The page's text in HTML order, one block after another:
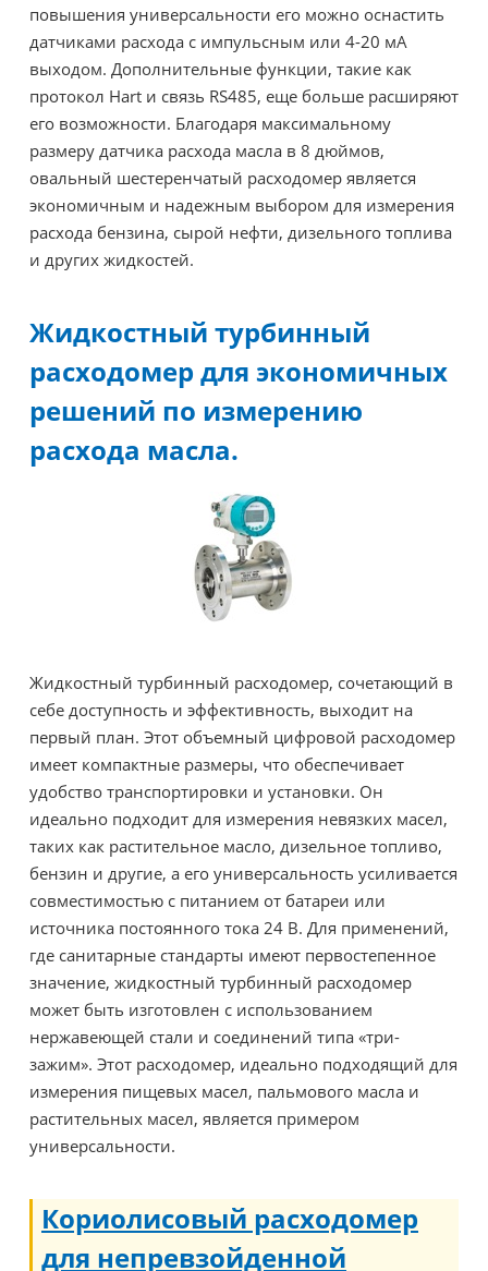
повышения универсальности его можно оснастить
датчиками расхода с импульсным или 4-20 мА
выходом. Дополнительные функции, такие как
протокол Hart и связь RS485, еще больше расширяют
его возможности. Благодаря максимальному
размеру датчика расхода масла в 8 дюймов,
овальный шестеренчатый расходомер является
экономичным и надежным выбором для измерения
расхода бензина, сырой нефти, дизельного топлива
и других жидкостей.
Жидкостный турбинный
расходомер для экономичных
решений по измерению
расхода масла.
Жидкостный турбинный расходомер, сочетающий в
себе доступность и эффективность, выходит на
первый план. Этот объемный цифровой расходомер
имеет компактные размеры, что обеспечивает
удобство транспортировки и установки. Он
идеально подходит для измерения невязких масел,
таких как растительное масло, дизельное топливо,
бензин и другие, а его универсальность усиливается
совместимостью с питанием от батареи или
источника постоянного тока 24 В. Для применений,
где санитарные стандарты имеют первостепенное
значение, жидкостный турбинный расходомер
может быть изготовлен с использованием
нержавеющей стали и соединений типа «три-
зажим». Этот расходомер, идеально подходящий для
измерения пищевых масел, пальмового масла и
растительных масел, является примером
универсальности.
Кориолисовый расходомер
для непревзойденной